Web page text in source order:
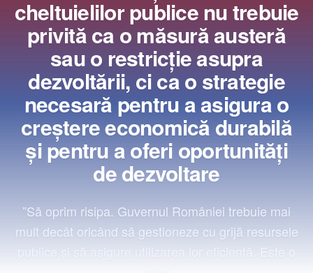
Contact
cheltuielilor publice nu trebuie
privită ca o măsură austeră
sau o restricţie asupra
dezvoltării, ci ca o strategie
necesară pentru a asigura o
creştere economică durabilă
şi pentru a oferi oportunităţi
de dezvoltare
”Să oprim risipa. Guvernul României trebuie mai
mult decât oricând să gestioneze cu grijă resursele